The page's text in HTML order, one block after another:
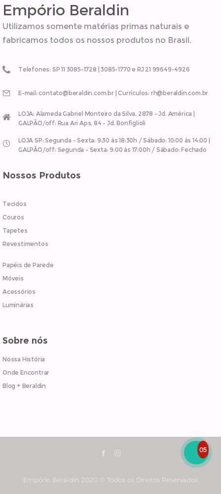
Empório Beraldin
Utilizamos somente matérias primas naturais e
fabricamos todos os nossos produtos no Brasil.
Telefones: SP 11 3085-1728 | 3085-1770 e RJ 21 99649-4926
E-mail: contato@beraldin.com.br | Currículos: rh@beraldin.com.br
LOJA: Alameda Gabriel Monteiro da Silva, 2878 – Jd. América |
GALPÃO/off: Rua Ari Aps, 84 - Jd. Bonfiglioli
LOJA SP: Segunda - Sexta: 9:30 às 18:30h / Sábado: 10:00 às 14:00 |
GALPÃO/off: Segunda - Sexta: 9:00 às 17:00h / Sábado: Fechado
Nossos Produtos
Tecidos
Couros
Tapetes
Revestimentos
Papéis de Parede
Móveis
Acessórios
Luminárias
Sobre nós
Nossa História
Onde Encontrar
Blog + Beraldin
Empório Beraldin 2020 © Todos os Direitos Reservados
05